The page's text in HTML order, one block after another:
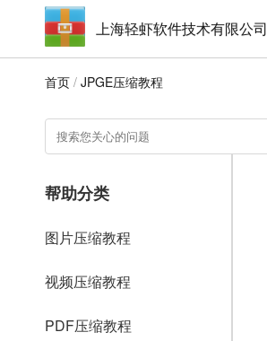
上海轻虾软件技术有限公司
首页 / JPGE压缩教程
帮助分类
图片压缩教程
视频压缩教程
PDF压缩教程